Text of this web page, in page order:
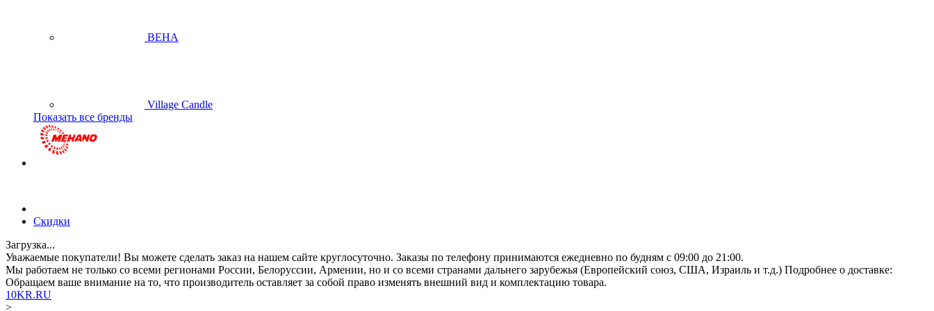
BEHA
Village Candle
Показать все бренды
Скидки
Загрузка...
Уважаемые покупатели! Вы можете сделать заказ на нашем сайте круглосуточно. Заказы по телефону принимаются ежедневно по будням с 09:00 до 21:00.
Мы работаем не только со всеми регионами России, Белоруссии, Армении, но и со всеми странами дальнего зарубежья (Европейский союз, США, Израиль и т.д.) Подробнее о доставке:
Обращаем ваше внимание на то, что производитель оставляет за собой право изменять внешний вид и комплектацию товара.
10KR.RU
>